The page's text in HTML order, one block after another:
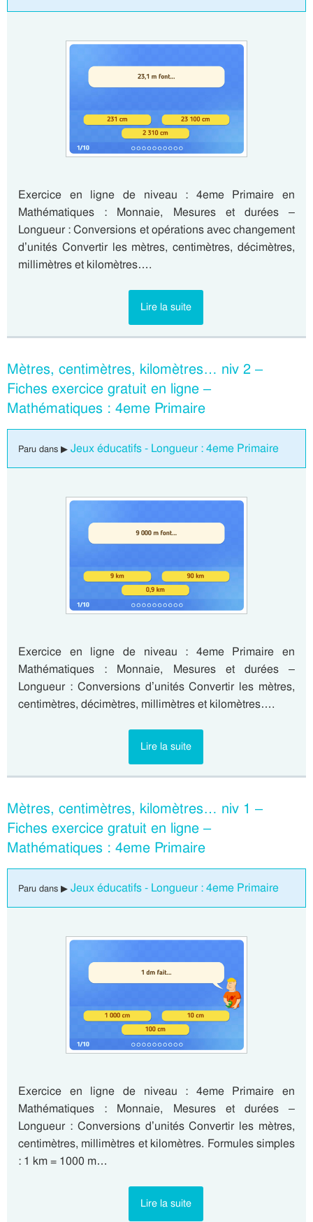
Exercice en ligne de niveau : 4eme Primaire en
Mathématiques : Monnaie, Mesures et durées –
Longueur : Conversions et opérations avec changement
d’unités Convertir les mètres, centimètres, décimètres,
millimètres et kilomètres….
Lire la suite
Mètres, centimètres, kilomètres… niv 2 –
Fiches exercice gratuit en ligne –
Mathématiques : 4eme Primaire
Paru dans ▶ Jeux éducatifs - Longueur : 4eme Primaire
Exercice en ligne de niveau : 4eme Primaire en
Mathématiques : Monnaie, Mesures et durées –
Longueur : Conversions d’unités Convertir les mètres,
centimètres, décimètres, millimètres et kilomètres….
Lire la suite
Mètres, centimètres, kilomètres… niv 1 –
Fiches exercice gratuit en ligne –
Mathématiques : 4eme Primaire
Paru dans ▶ Jeux éducatifs - Longueur : 4eme Primaire
Exercice en ligne de niveau : 4eme Primaire en
Mathématiques : Monnaie, Mesures et durées –
Longueur : Conversions d’unités Convertir les mètres,
centimètres, millimètres et kilomètres. Formules simples
: 1 km = 1000 m…
Lire la suite